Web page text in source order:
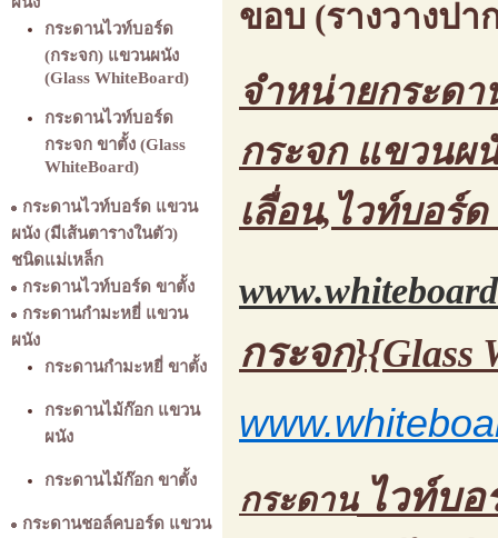
กระดานไวท์บอร์ด
(กระจก) แขวนผนัง
(Glass WhiteBoard)
กระดานไวท์บอร์ด
กระจก ขาตั้ง (Glass
WhiteBoard)
กระดานไวท์บอร์ด แขวน
ผนัง (มีเส้นตารางในตัว)
ชนิดแม่เหล็ก
กระดานไวท์บอร์ด ขาตั้ง
กระดานกำมะหยี่ แขวน
ผนัง
กระดานกำมะหยี่ ขาตั้ง
กระดานไม้ก๊อก แขวน
ผนัง
กระดานไม้ก๊อก ขาตั้ง
กระดานชอล์คบอร์ด แขวน
ขอบ (รางวางปา
จำหน่ายกระด
กระจก แขวนผ
เลื่อน,ไวท์บอร์
กระจก}{Glass
กระดาน ไวท์บอ